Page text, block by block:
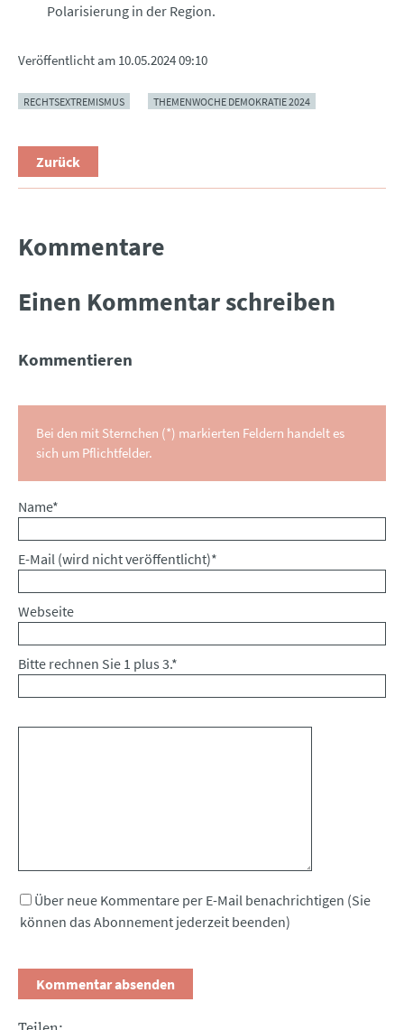
Polarisierung in der Region.
Veröffentlicht am 10.05.2024 09:10
RECHTSEXTREMISMUS THEMENWOCHE DEMOKRATIE 2024
Zurück
Kommentare
Einen Kommentar schreiben
Kommentieren
Bei den mit Sternchen (*) markierten Feldern handelt es
sich um Pflichtfelder.
Pflichtfeld
Name*
Pflichtfeld
E-Mail (wird nicht veröffentlicht)*
Webseite
Bitte rechnen Sie 1 plus 3.*
Über neue Kommentare per E-Mail benachrichtigen (Sie
können das Abonnement jederzeit beenden)